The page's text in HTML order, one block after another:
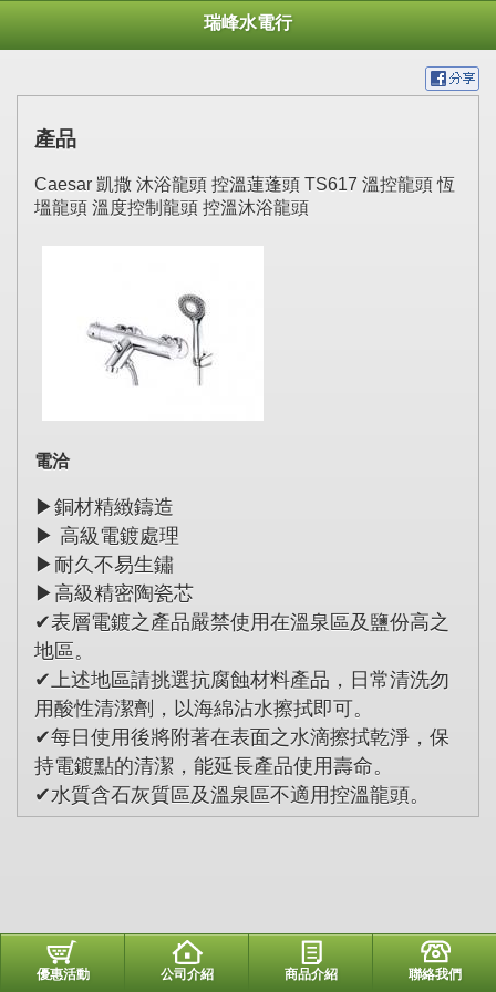
瑞峰水電行
產品
Caesar 凱撒 沐浴龍頭 控溫蓮蓬頭 TS617 溫控龍頭 恆
塭龍頭 溫度控制龍頭 控溫沐浴龍頭
電洽
▶銅材精緻鑄造
▶ 高級電鍍處理
▶耐久不易生鏽
▶高級精密陶瓷芯
✔表層電鍍之產品嚴禁使用在溫泉區及鹽份高之
地區。
✔上述地區請挑選抗腐蝕材料產品，日常清洗勿
用酸性清潔劑，以海綿沾水擦拭即可。
✔每日使用後將附著在表面之水滴擦拭乾淨，保
持電鍍點的清潔，能延長產品使用壽命。
✔水質含石灰質區及溫泉區不適用控溫龍頭。
優惠活動 公司介紹 商品介紹 聯絡我們